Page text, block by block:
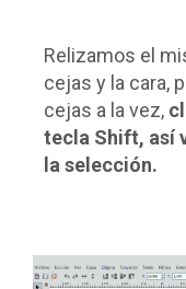
Relizamos el
cejas y la cara,
cejas a la vez,
tecla Shift, así
la selección.